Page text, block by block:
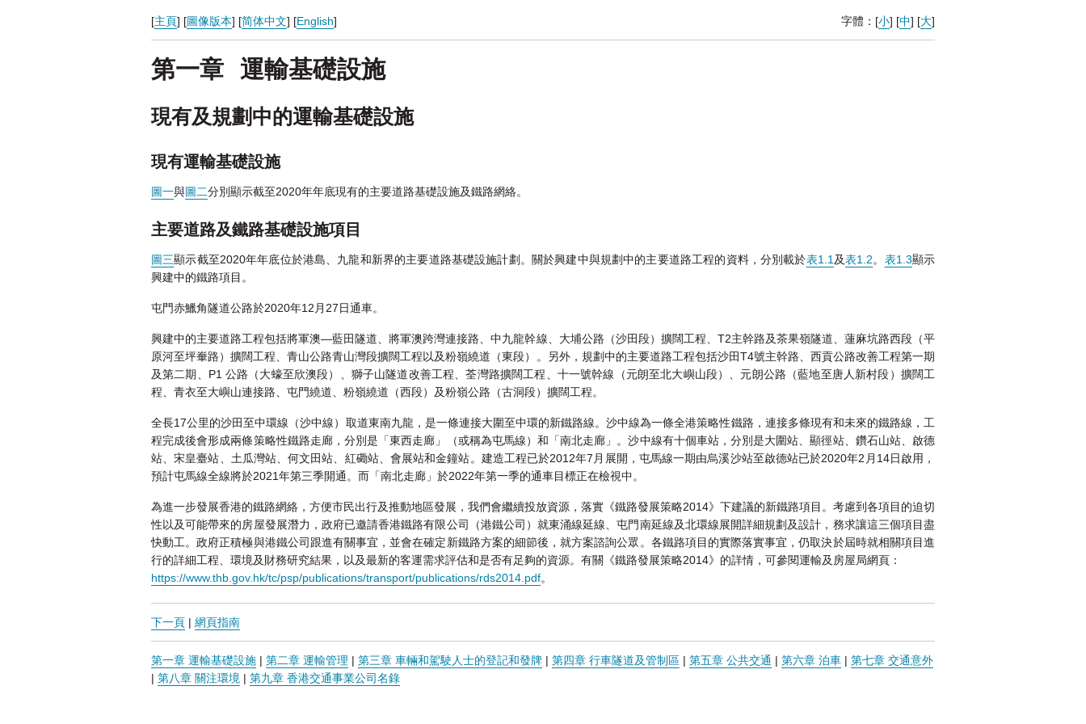
[主頁] [圖像版本] [简体中文] [English] 字體：[小] [中] [大]
第一章 運輸基礎設施
現有及規劃中的運輸基礎設施
現有運輸基礎設施
圖一與圖二分別顯示截至2020年年底現有的主要道路基礎設施及鐵路網絡。
主要道路及鐵路基礎設施項目
圖三顯示截至2020年年底位於港島、九龍和新界的主要道路基礎設施計劃。關於興建中與規劃中的主要道路工程的資料，分別載於表1.1 及表1.2。 表1.3顯示
興建中的鐵路項目。
屯門赤鱲角隧道公路於2020年12月27日通車。
興建中的主要道路工程包括將軍澳—藍田隧道、將軍澳跨灣連接路、中九龍幹線、大埔公路（沙田段）擴闊工程、T2主幹路及茶果嶺隧道、蓮麻坑路西段（平
原河至坪輋路）擴闊工程、青山公路青山灣段擴闊工程以及粉嶺繞道（東段）。另外，規劃中的主要道路工程包括沙田T4號主幹路、西貢公路改善工程第一期
及第二期、P1 公路（大蠔至欣澳段）、獅子山隧道改善工程、荃灣路擴闊工程、十一號幹線（元朗至北大嶼山段）、元朗公路（藍地至唐人新村段）擴闊工
程、青衣至大嶼山連接路、屯門繞道、粉嶺繞道（西段）及粉嶺公路（古洞段）擴闊工程。
全長17公里的沙田至中環線（沙中線）取道東南九龍，是一條連接大圍至中環的新鐵路線。沙中線為一條全港策略性鐵路，連接多條現有和未來的鐵路線，工
程完成後會形成兩條策略性鐵路走廊，分別是「東西走廊」（或稱為屯馬線）和「南北走廊」。沙中線有十個車站，分別是大圍站、顯徑站、鑽石山站、啟德
站、宋皇臺站、土瓜灣站、何文田站、紅磡站、會展站和金鐘站。建造工程已於2012年7月展開，屯馬線一期由烏溪沙站至啟德站已於2020年2月14日啟用，
預計屯馬線全線將於2021年第三季開通。而「南北走廊」於2022年第一季的通車目標正在檢視中。
為進一步發展香港的鐵路網絡，方便市民出行及推動地區發展，我們會繼續投放資源，落實《鐵路發展策略2014》下建議的新鐵路項目。考慮到各項目的迫切
性以及可能帶來的房屋發展潛力，政府已邀請香港鐵路有限公司（港鐵公司）就東涌線延線、屯門南延線及北環線展開詳細規劃及設計，務求讓這三個項目盡
快動工。政府正積極與港鐵公司跟進有關事宜，並會在確定新鐵路方案的細節後，就方案諮詢公眾。各鐵路項目的實際落實事宜，仍取決於屆時就相關項目進
行的詳細工程、環境及財務研究結果，以及最新的客運需求評估和是否有足夠的資源。有關《鐵路發展策略2014》的詳情，可參閱運輸及房屋局網頁：
https://www.thb.gov.hk/tc/psp/publications/transport/publications/rds2014.pdf。
下一頁 | 網頁指南
第一章 運輸基礎設施 | 第二章 運輸管理 | 第三章 車輛和駕駛人士的登記和發牌 | 第四章 行車隧道及管制區 | 第五章 公共交通 | 第六章 泊車 | 第七章 交通意外
| 第八章 關注環境 | 第九章 香港交通事業公司名錄